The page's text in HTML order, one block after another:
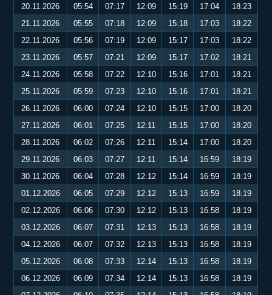
20.11.2026
05:54 07:17 12:09 15:19 17:04
18:23
21.11.2026
05:55 07:18 12:09 15:18 17:03
18:22
22.11.2026
05:56 07:19 12:09 15:17 17:03
18:22
23.11.2026
05:57 07:21 12:09 15:17 17:02
18:21
24.11.2026
05:58 07:22 12:10 15:16 17:01
18:21
25.11.2026
05:59 07:23 12:10 15:16 17:01
18:21
26.11.2026
06:00 07:24 12:10 15:15 17:00
18:20
27.11.2026
06:01 07:25 12:11 15:15 17:00
18:20
28.11.2026
06:02 07:26 12:11 15:14 17:00
18:20
29.11.2026
06:03 07:27 12:11 15:14 16:59
18:19
30.11.2026
06:04 07:28 12:12 15:14 16:59
18:19
01.12.2026
06:05 07:29 12:12 15:13 16:59
18:19
02.12.2026
06:06 07:30 12:12 15:13 16:58
18:19
03.12.2026
06:07 07:31 12:13 15:13 16:58
18:19
04.12.2026
06:07 07:32 12:13 15:13 16:58
18:19
05.12.2026
06:08 07:33 12:14 15:13 16:58
18:19
06.12.2026
06:09 07:34 12:14 15:13 16:58
18:19